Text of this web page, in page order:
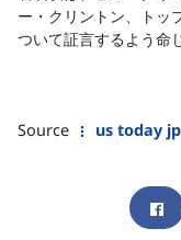
ー・クリントン、トッ
ついて証言するよう命
Source us today jp